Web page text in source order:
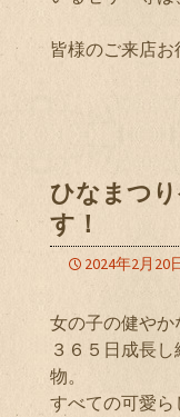
皆様のご来店
ひなまつ
す！
2024年2月20
女の子の健やか
３６５日成長
物。
すべての可愛